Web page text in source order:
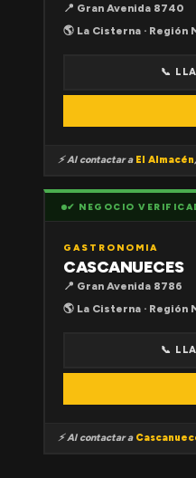
📍 Gran Avenida 8740
🌎 La Cisterna ·
📞
⚡ Al contactar a El Almacén
✔ NEGOCIO
GASTRONOMIA
CASCANUECES
📍 Gran Avenida 8786
🌎 La Cisterna ·
📞
⚡ Al contactar a